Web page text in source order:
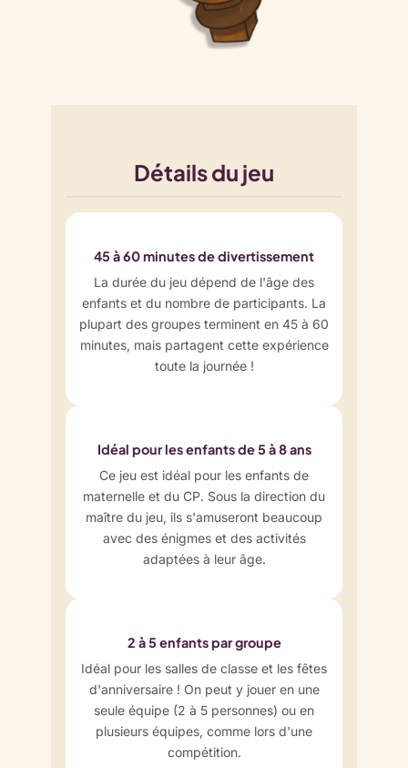
Détails du jeu
45 à 60 minutes de divertissement
La durée du jeu dépend de l'âge des
enfants et du nombre de participants. La
plupart des groupes terminent en 45 à 60
minutes, mais partagent cette expérience
toute la journée !
Idéal pour les enfants de 5 à 8 ans
Ce jeu est idéal pour les enfants de
maternelle et du CP. Sous la direction du
maître du jeu, ils s'amuseront beaucoup
avec des énigmes et des activités
adaptées à leur âge.
2 à 5 enfants par groupe
Idéal pour les salles de classe et les fêtes
d'anniversaire ! On peut y jouer en une
seule équipe (2 à 5 personnes) ou en
plusieurs équipes, comme lors d'une
compétition.